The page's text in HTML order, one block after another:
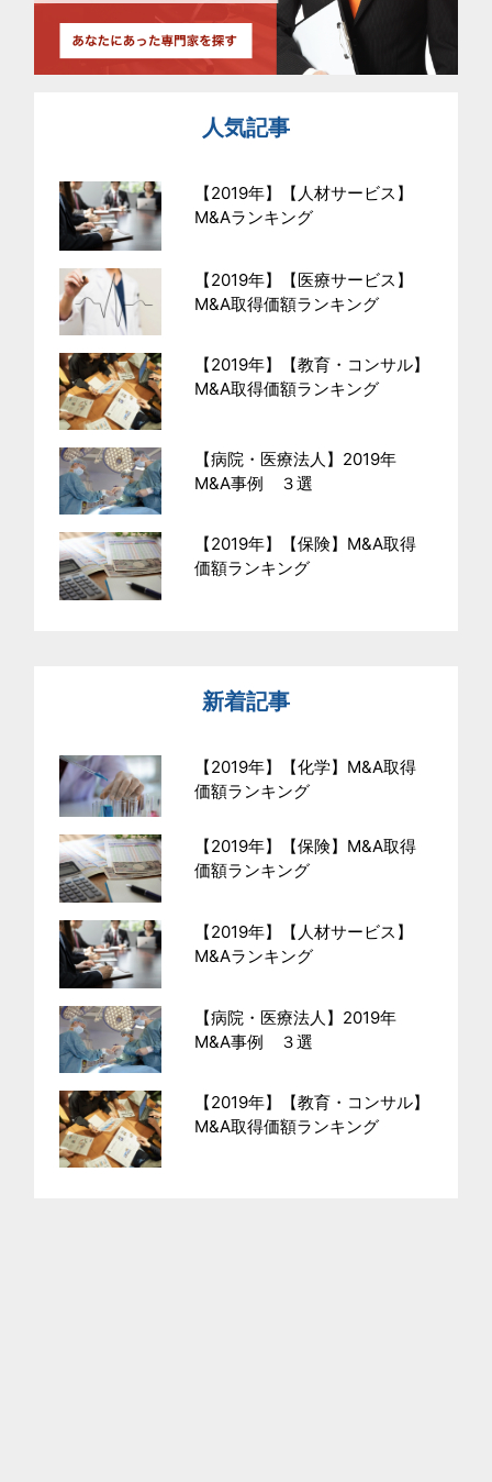
人気記事
【2019年】【人材サービス】
M&Aランキング
【2019年】【医療サービス】
M&A取得価額ランキング
【2019年】【教育・コンサル】
M&A取得価額ランキング
【病院・医療法人】2019年
M&A事例 ３選
【2019年】【保険】M&A取得
価額ランキング
新着記事
【2019年】【化学】M&A取得
価額ランキング
【2019年】【保険】M&A取得
価額ランキング
【2019年】【人材サービス】
M&Aランキング
【病院・医療法人】2019年
M&A事例 ３選
【2019年】【教育・コンサル】
M&A取得価額ランキング